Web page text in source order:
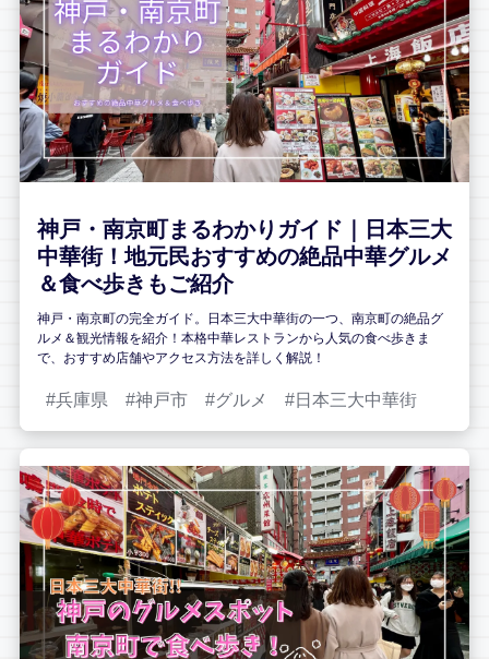
神戸・南京町まるわかりガイド｜日本三大
中華街！地元民おすすめの絶品中華グルメ
＆食べ歩きもご紹介
神戸・南京町の完全ガイド。日本三大中華街の一つ、南京町の絶品グ
ルメ＆観光情報を紹介！本格中華レストランから人気の食べ歩きま
で、おすすめ店舗やアクセス方法を詳しく解説！
兵庫県 神戸市 グルメ 日本三大中華街